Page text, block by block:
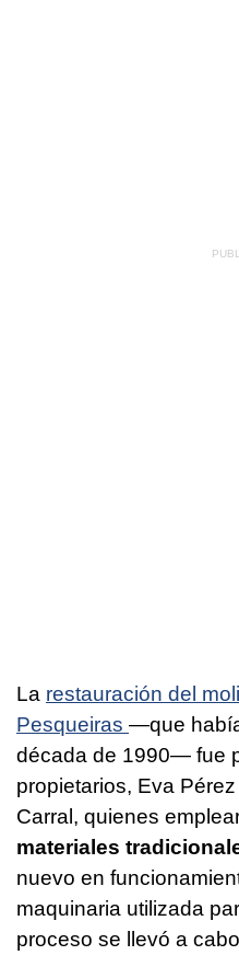
La restauración del
Pesqueiras —que
década de 1990— fue
propietarios, Eva
Carral, quienes
materiales
nuevo en
maquinaria utilizada
proceso se llevó a